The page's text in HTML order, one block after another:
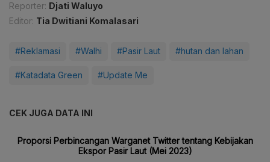
Reporter: Djati Waluyo
Editor: Tia Dwitiani Komalasari
#Reklamasi #Walhi #Pasir Laut #hutan dan lahan
#Katadata Green #Update Me
CEK JUGA DATA INI